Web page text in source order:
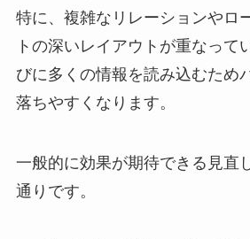
特に、複雑なリレーションやロ
トの深いレイアウトが重なって
びに多くの情報を読み込むため
落ちやすくなります。
一般的に効果が期待できる見直
通りです。